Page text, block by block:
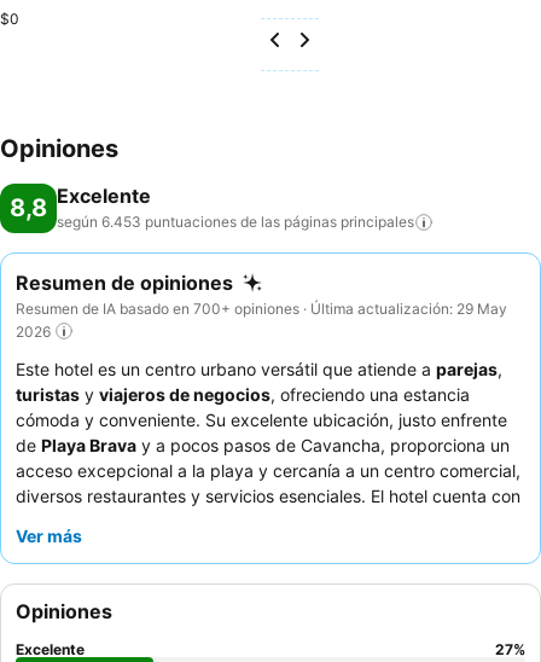
$0
Opiniones
8,8 Excelente
según 6.453 puntuaciones de las páginas principales
Resumen de opiniones
Resumen de IA basado en 700+ opiniones · Última actualización: 29 May
2026
Este hotel es un centro urbano versátil que atiende a parejas,
turistas y viajeros de negocios, ofreciendo una estancia
cómoda y conveniente. Su excelente ubicación, justo enfrente
de Playa Brava y a pocos pasos de Cavancha, proporciona un
acceso excepcional a la playa y cercanía a un centro comercial,
diversos restaurantes y servicios esenciales. El hotel cuenta con
después de un día de exploración o reuniones. Los huéspedes
excepcionales
calidad. Para una experiencia más tranquila, considere solicitar
una habitación con vistas al jardín para minimizar el ruido de la
Ver más
Opiniones
Excelente 27%